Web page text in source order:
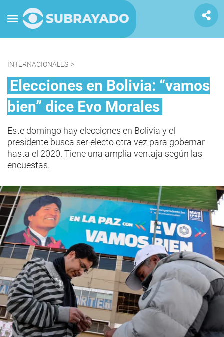
INTERNACIONALES >
Elecciones en Bolivia: “vamos
bien” dice Evo Morales
Este domingo hay elecciones en Bolivia y el
presidente busca ser electo otra vez para gobernar
hasta el 2020. Tiene una amplia ventaja según las
encuestas.